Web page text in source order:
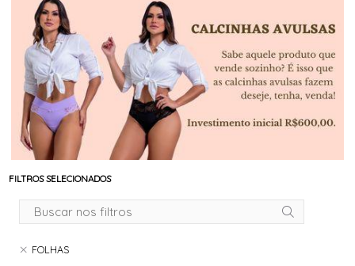
FILTROS SELECIONADOS
FOLHAS